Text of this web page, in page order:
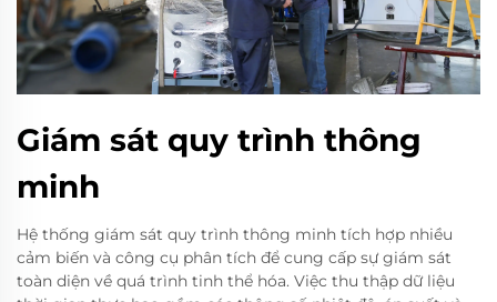
Giám sát quy trình thông
minh
Hệ thống giám sát quy trình thông minh tích hợp nhiều
cảm biến và công cụ phân tích để cung cấp sự giám sát
toàn diện về quá trình tinh thể hóa. Việc thu thập dữ liệu